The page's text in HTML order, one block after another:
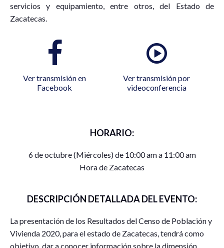
servicios y equipamiento, entre otros, del Estado de
Zacatecas.
Ver transmisión en
Facebook
Ver transmisión por
videoconferencia
HORARIO:
6 de octubre (Miércoles) de 10:00 am a 11:00 am
Hora de Zacatecas
DESCRIPCIÓN DETALLADA DEL EVENTO:
La presentación de los Resultados del Censo de Población y
Vivienda 2020, para el estado de Zacatecas, tendrá como
objetivo, dar a conocer información sobre la dimensión,